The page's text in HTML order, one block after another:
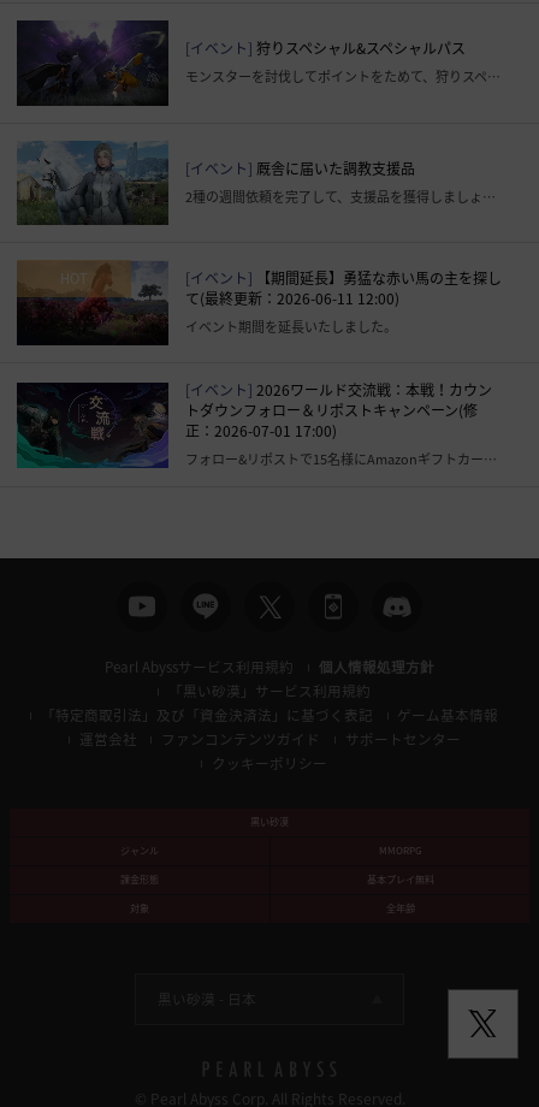
[イベント] 狩りスペシャル&スペシャルパス
モンスターを討伐してポイントをためて、狩りスペシャルの報酬を獲得しましょう。
[イベント] 厩舎に届いた調教支援品
2種の週間依頼を完了して、支援品を獲得しましょう。
HOT [イベント]
【期間延長】勇猛な赤い馬の主を探し
て(最終更新：2026-06-11 12:00)
イベント期間を延長いたしました。
[イベント] 2026ワールド交流戦：本戦！カウン
トダウンフォロー＆リポストキャンペーン(修
正：2026-07-01 17:00)
フォロー&リポストで15名様にAmazonギフトカード 2000円分(コードタイプ)をプレゼント！
Pearl Abyssサービス利用規約
個人情報処理方針
「黒い砂漠」サービス利用規約
「特定商取引法」及び「資金決済法」に基づく表記
ゲーム基本情報
運営会社
ファンコンテンツガイド
サポートセンター
クッキーポリシー
黒い砂漠
ジャンル
MMORPG
課金形態
基本プレイ無料
対象
全年齢
黒い砂漠 - 日本
© Pearl Abyss Corp. All Rights Reserved.